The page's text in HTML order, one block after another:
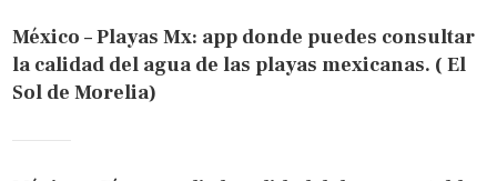
México – Playas Mx: app donde puedes consultar
la calidad del agua de las playas mexicanas. ( El
Sol de Morelia)